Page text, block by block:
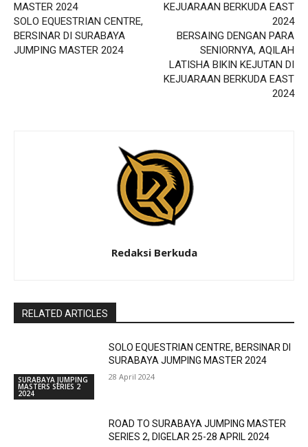
SOLO EQUESTRIAN CENTRE,
BERSINAR DI SURABAYA
JUMPING MASTER 2024
BERSAING DENGAN PARA
SENIORNYA, AQILAH
LATISHA BIKIN KEJUTAN DI
KEJUARAAN BERKUDA EAST
2024
Redaksi Berkuda
RELATED ARTICLES
SURABAYA JUMPING
MASTERS SERIES 2
2024
SOLO EQUESTRIAN CENTRE, BERSINAR DI
SURABAYA JUMPING MASTER 2024
28 April 2024
ROAD TO SURABAYA JUMPING MASTER
SERIES 2, DIGELAR 25-28 APRIL 2024